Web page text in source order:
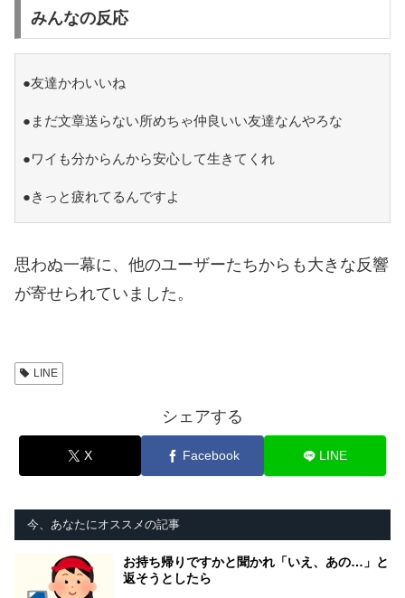
みんなの反応
●友達かわいいね
●まだ文章送らない所めちゃ仲良いい友達なんやろな
●ワイも分からんから安心して生きてくれ
●きっと疲れてるんですよ
思わぬ一幕に、他のユーザーたちからも大きな反響
が寄せられていました。
LINE
シェアする
X Facebook LINE
今、あなたにオススメの記事
お持ち帰りですかと聞かれ「いえ、あの…」と
返そうとしたら